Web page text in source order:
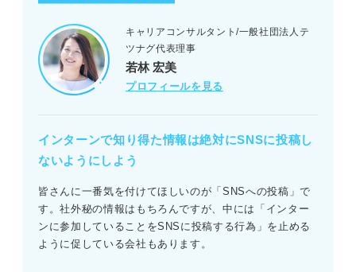
キャリアコンサルタント/一般社団法人テ
ツナグ代表理事
若林 宏美
プロフィールを見る
インターンで知り得た情報は絶対にSNSに投稿し
ないようにしよう
皆さんに一番気を付けてほしいのが「SNSへの投稿」で
す。社外秘の情報はもちろんですが、中には「インター
ンに参加していることをSNSに投稿する行為」を止める
ように促している会社もあります。